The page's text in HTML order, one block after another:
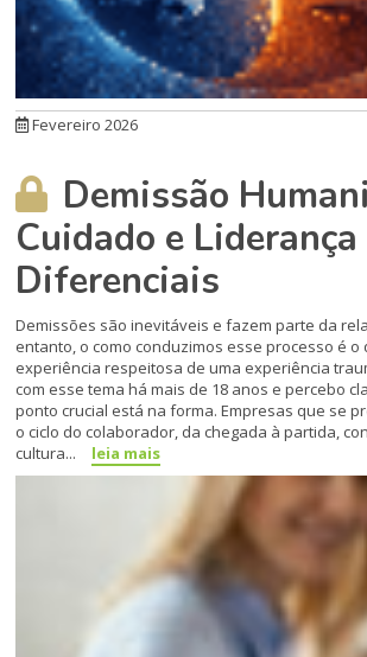
Fevereiro 2026
Demissão
Cuidado e Liderança
Diferenciais
Demissões são inevitáveis e fazem parte da
entanto, o como conduzimos esse processo é
experiência respeitosa de uma experiência
com esse tema há mais de 18 anos e percebo
ponto crucial está na forma. Empresas que se
o ciclo do colaborador, da chegada à partida,
cultura...
leia mais